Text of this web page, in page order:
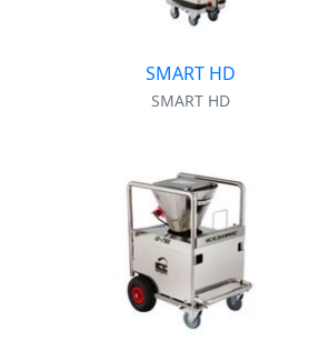
SMART HD
SMART HD